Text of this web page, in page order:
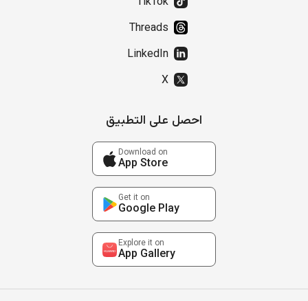
Threads
LinkedIn
X
احصل على التطبيق
Download on
App Store
Get it on
Google Play
Explore it on
App Gallery